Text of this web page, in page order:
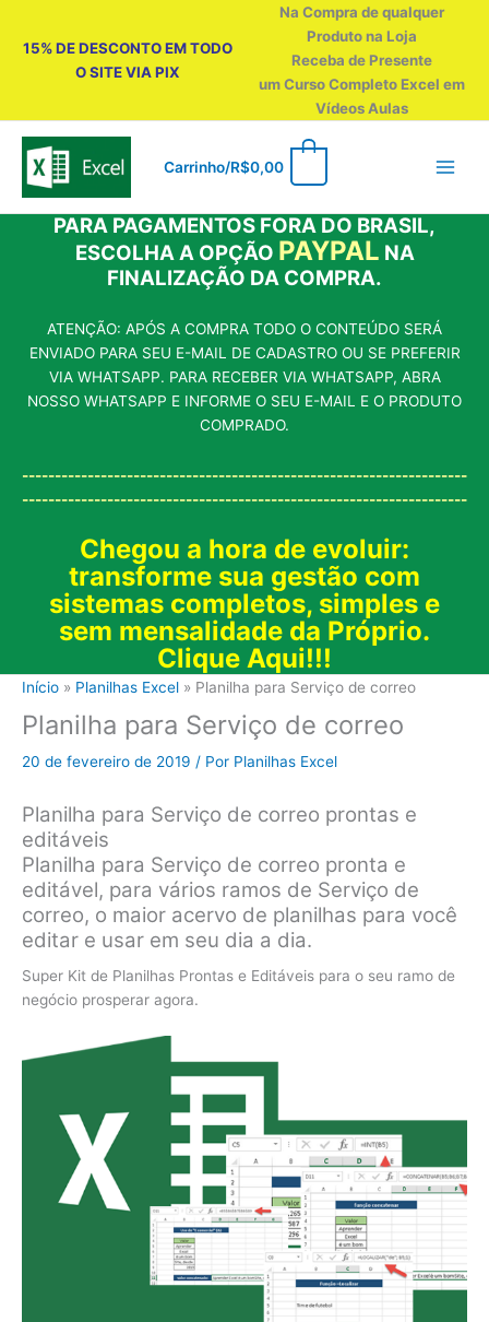
15% DE DESCONTO EM TODO
O SITE VIA PIX
Na Compra de qualquer
Produto na Loja
Receba de Presente
um Curso Completo Excel em
Vídeos Aulas
Carrinho/R$0,00
PARA PAGAMENTOS FORA DO BRASIL,
ESCOLHA A OPÇÃO PAYPAL NA
FINALIZAÇÃO DA COMPRA.
ATENÇÃO: APÓS A COMPRA TODO O CONTEÚDO SERÁ
ENVIADO PARA SEU E-MAIL DE CADASTRO OU SE PREFERIR
VIA WHATSAPP. PARA RECEBER VIA WHATSAPP, ABRA
NOSSO WHATSAPP E INFORME O SEU E-MAIL E O PRODUTO
COMPRADO.
--------------------------------------------------------------------
--------------------------------------------------------------------
Chegou a hora de evoluir:
transforme sua gestão com
sistemas completos, simples e
sem mensalidade da Próprio.
Clique Aqui!!!
Início Planilhas Excel Planilha para Serviço de correo
Planilha para Serviço de correo
20 de fevereiro de 2019 / Por Planilhas Excel
Planilha para Serviço de correo prontas e
editáveis
Planilha para Serviço de correo pronta e
editável, para vários ramos de Serviço de
correo, o maior acervo de planilhas para você
editar e usar em seu dia a dia.
Super Kit de Planilhas Prontas e Editáveis para o seu ramo de
negócio prosperar agora.